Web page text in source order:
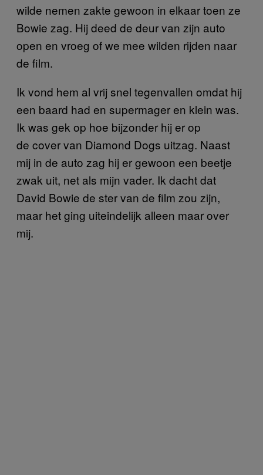
wilde nemen zakte gewoon in elkaar toen ze
Bowie zag. Hij deed de deur van zijn auto
open en vroeg of we mee wilden rijden naar
de film.
Ik vond hem al vrij snel tegenvallen omdat hij
een baard had en supermager en klein was.
Ik was gek op hoe bijzonder hij er op
de cover van Diamond Dogs uitzag. Naast
mij in de auto zag hij er gewoon een beetje
zwak uit, net als mijn vader. Ik dacht dat
David Bowie de ster van de film zou zijn,
maar het ging uiteindelijk alleen maar over
mij.